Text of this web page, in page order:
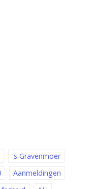
's Gravenmoer
Aanmeldingen